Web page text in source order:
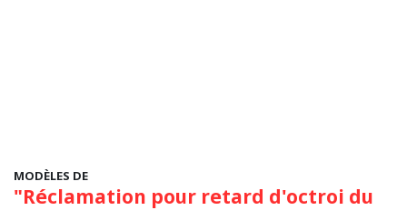
MODÈLES DE
"Réclamation pour retard d'octroi du